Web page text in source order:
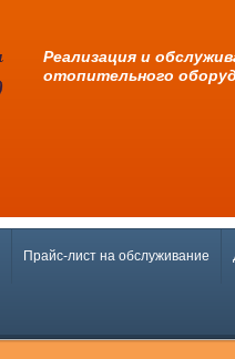
Pеализация и
отопительного
Прайс-лист на обслуживание